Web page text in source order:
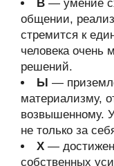
В — умение
общении,
стремится к
человека очень
решений.
Ы —
материализму,
возвышенному.
не только за
Х —
собственных